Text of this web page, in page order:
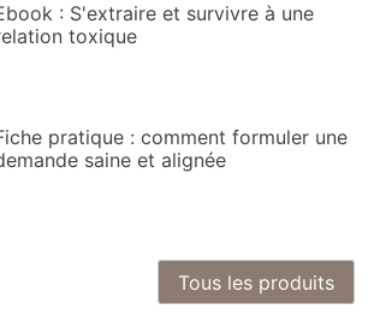
: S'extraire et survivre à une
toxique
pratique : comment formuler une
saine et alignée
Tous les produits